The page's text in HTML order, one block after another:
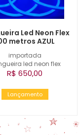
importada
led neon flex
Led Neon Flex
metros AZUL
R$ 650,00
Lançamento